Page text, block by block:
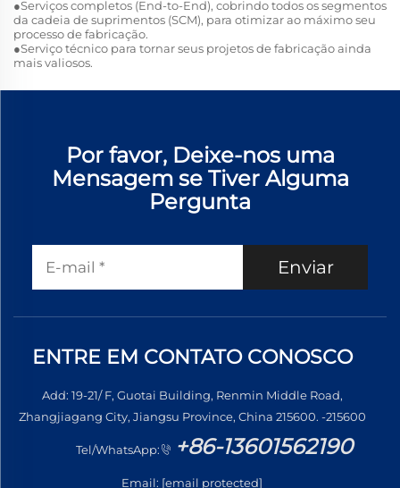
●Serviços completos (End-to-End), cobrindo todos os segmentos
da cadeia de suprimentos (SCM), para otimizar ao máximo seu
processo de fabricação.
●Serviço técnico para tornar seus projetos de fabricação ainda
mais valiosos.
Por favor, Deixe-nos uma
Mensagem se Tiver Alguma
Pergunta
Enviar
ENTRE EM CONTATO CONOSCO
Add: 19-21/ F, Guotai Building, Renmin Middle Road,
Zhangjiagang City, Jiangsu Province, China 215600. -215600
Tel/WhatsApp: +86-13601562190
Email: [email protected]